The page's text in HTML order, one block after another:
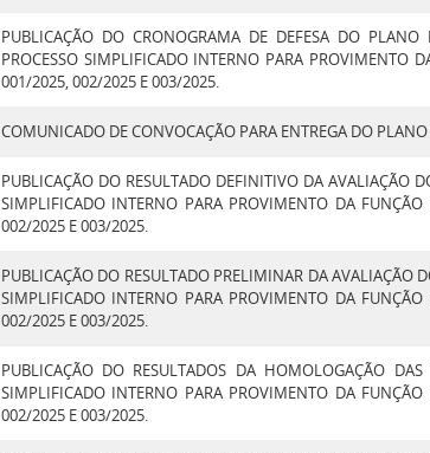
PUBLICAÇÃO DO CRONOGRAMA DE DEFESA DO
PROCESSO SIMPLIFICADO INTERNO PARA PROVIMENTO
001/2025, 002/2025 E 003/2025.
COMUNICADO DE CONVOCAÇÃO PARA ENTREGA DO PLANO
PUBLICAÇÃO DO RESULTADO DEFINITIVO DA AVALIAÇÃO
SIMPLIFICADO INTERNO PARA PROVIMENTO DA
002/2025 E 003/2025.
PUBLICAÇÃO DO RESULTADO PRELIMINAR DA AVALIAÇÃO
SIMPLIFICADO INTERNO PARA PROVIMENTO DA
002/2025 E 003/2025.
PUBLICAÇÃO DO RESULTADOS DA HOMOLOGAÇÃO
SIMPLIFICADO INTERNO PARA PROVIMENTO DA
002/2025 E 003/2025.